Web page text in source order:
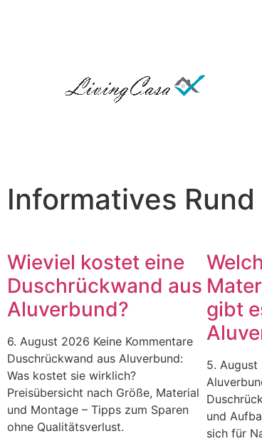
Informatives
Wieviel kostet eine
Duschrückwand aus
Aluverbund?
6. August 2026 Keine Kommentare
Duschrückwand aus Aluverbund:
Was kostet sie wirklich?
Preisübersicht nach Größe, Material
und Montage – Tipps zum Sparen
ohne Qualitätsverlust.
gibt
5. August
und
sich für